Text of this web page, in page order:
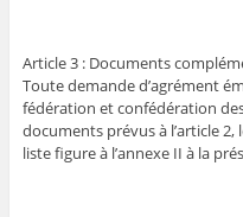
Article 3 : Documents
Toute demande d’agrément
fédération et confédération
documents prévus à l’article
liste figure à l’annexe II à la